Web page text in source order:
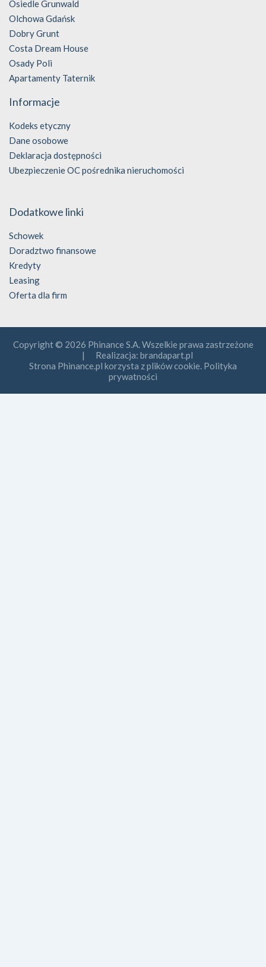
Osiedle Grunwald
Olchowa Gdańsk
Dobry Grunt
Costa Dream House
Osady Poli
Apartamenty Taternik
Informacje
Kodeks etyczny
Dane osobowe
Deklaracja dostępności
Ubezpieczenie OC pośrednika nieruchomości
Dodatkowe linki
Schowek
Doradztwo finansowe
Kredyty
Leasing
Oferta dla firm
Copyright © 2026 Phinance S.A. Wszelkie prawa zastrzeżone
| Realizacja: brandapart.pl
Strona Phinance.pl korzysta z plików cookie. Polityka
prywatności